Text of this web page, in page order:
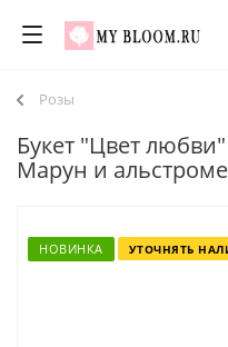
Розы
Букет "Цвет
Марун и
НОВИНКА УТОЧНЯТЬ